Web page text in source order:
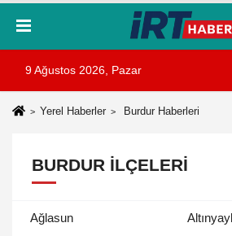
9 Ağustos 2026, Pazar
Yerel Haberler Burdur Haberleri
BURDUR İLÇELERI
Ağlasun